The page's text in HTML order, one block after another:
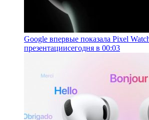
Google впервые показала Pixel
презентациисегодня в 00:03